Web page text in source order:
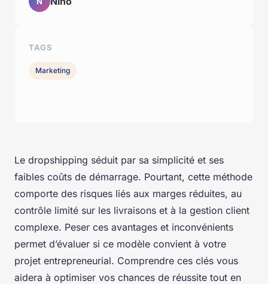
Le dropshipping séduit par sa simplicité et ses
faibles coûts de démarrage. Pourtant, cette méthode
comporte des risques liés aux marges réduites, au
contrôle limité sur les livraisons et à la gestion client
complexe. Peser ces avantages et inconvénients
permet d’évaluer si ce modèle convient à votre
projet entrepreneurial. Comprendre ces clés vous
aidera à optimiser vos chances de réussite tout en
TAGS
Marketing